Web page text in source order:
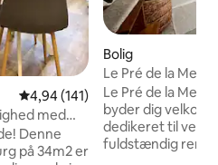
4,94 ud af 5 i gennemsnitlig
4,94 (141)
med
på 34m2 er
Bolig
Le Pré de la Mer
jacuzzi)
Le Pré de la Mer –
byder dig
dedikeret til velvære. Denne
fuldstændig